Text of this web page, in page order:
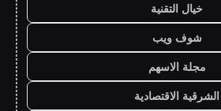
خيال التقنية
شوف ويب
مجلة الاسهم
الشرقية الاقتصادية